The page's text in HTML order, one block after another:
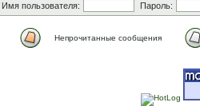
Имя пользователя: Пароль:
Непрочитанные сообщения